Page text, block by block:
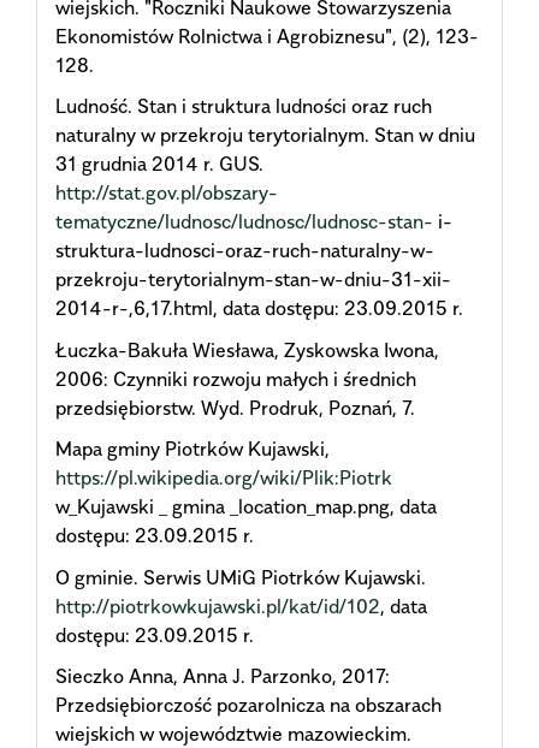
wiejskich. "Roczniki Naukowe Stowarzyszenia
Ekonomistów Rolnictwa i Agrobiznesu", (2), 123-
128.
Ludność. Stan i struktura ludności oraz ruch
naturalny w przekroju terytorialnym. Stan w dniu
31 grudnia 2014 r. GUS.
http://stat.gov.pl/obszary-
tematyczne/ludnosc/ludnosc/ludnosc-stan- i-
struktura-ludnosci-oraz-ruch-naturalny-w-
przekroju-terytorialnym-stan-w-dniu-31-xii-
2014-r-,6,17.html, data dostępu: 23.09.2015 r.
Łuczka-Bakuła Wiesława, Zyskowska Iwona,
2006: Czynniki rozwoju małych i średnich
przedsiębiorstw. Wyd. Prodruk, Poznań, 7.
Mapa gminy Piotrków Kujawski,
https://pl.wikipedia.org/wiki/Plik:Piotrk
w_Kujawski _ gmina _location_map.png, data
dostępu: 23.09.2015 r.
O gminie. Serwis UMiG Piotrków Kujawski.
http://piotrkowkujawski.pl/kat/id/102, data
dostępu: 23.09.2015 r.
Sieczko Anna, Anna J. Parzonko, 2017:
Przedsiębiorczość pozarolnicza na obszarach
wiejskich w województwie mazowieckim.